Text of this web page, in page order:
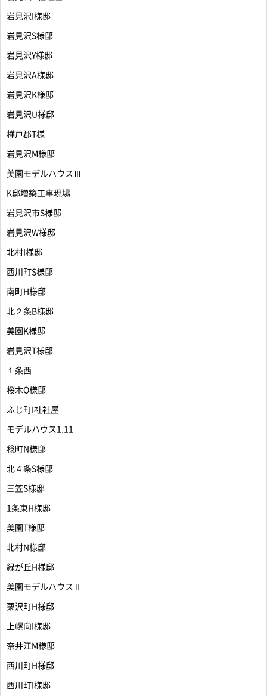
岩見沢I様邸
岩見沢S様邸
岩見沢Y様邸
岩見沢A様邸
岩見沢K様邸
岩見沢U様邸
樺戸郡T様
岩見沢M様邸
美園モデルハウスⅢ
K邸増築工事現場
岩見沢市S様邸
岩見沢W様邸
北村I様邸
西川町S様邸
南町H様邸
北２条B様邸
美園K様邸
岩見沢T様邸
１条西
桜木O様邸
ふじ町I社社屋
モデルハウス1.11
稔町N様邸
北４条S様邸
三笠S様邸
1条東H様邸
美園T様邸
北村N様邸
緑が丘H様邸
美園モデルハウスⅡ
栗沢町H様邸
上幌向I様邸
奈井江M様邸
西川町H様邸
西川町I様邸